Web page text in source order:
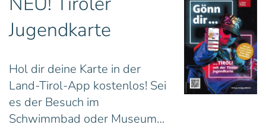
Jugendkarte
Hol dir deine Karte in der
Land-Tirol-App kostenlos! Sei
es der Besuch im
Schwimmbad oder Museum…